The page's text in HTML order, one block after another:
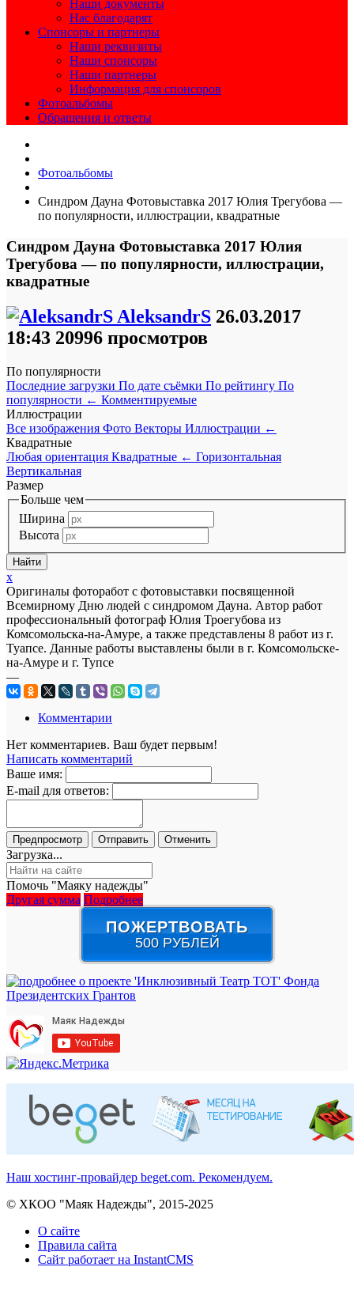
Наши документы
Нас благодарят
Спонсоры и партнеры
Наши реквизиты
Наши спонсоры
Наши партнеры
Информация для спонсоров
Фотоальбомы
Обращения и ответы
Фотоальбомы
Синдром Дауна Фотовыставка 2017 Юлия Трегубова —
по популярности, иллюстрации, квадратные
Синдром Дауна Фотовыставка 2017 Юлия
Трегубова — по популярности, иллюстрации,
квадратные
AleksandrS 26.03.2017
18:43 20996 просмотров
По популярности
Последние загрузки По дате съёмки По рейтингу По
популярности ← Комментируемые
Иллюстрации
Все изображения Фото Векторы Иллюстрации ←
Квадратные
Любая ориентация Квадратные ← Горизонтальная
Вертикальная
Размер
Больше чем
Ширина
Высота
x
Оригиналы фоторабот с фотовыставки посвященной
Всемирному Дню людей с синдромом Дауна. Автор работ
профессиональный фотограф Юлия Троегубова из
Комсомольска-на-Амуре, а также представлены 8 работ из г.
Туапсе. Данные работы выставлены были в г. Комсомольске-
на-Амуре и г. Тупсе
—
Комментарии
Нет комментариев. Ваш будет первым!
Написать комментарий
Ваше имя:
E-mail для ответов:
Загрузка...
Помочь "Маяку надежды"
Другая сумма Подробнее
ПОЖЕРТВОВАТЬ
500 РУБЛЕЙ
Наш хостинг-провайдер beget.com. Рекомендуем.
© ХКОО "Маяк Надежды", 2015-2025
О сайте
Правила сайта
Сайт работает на InstantCMS